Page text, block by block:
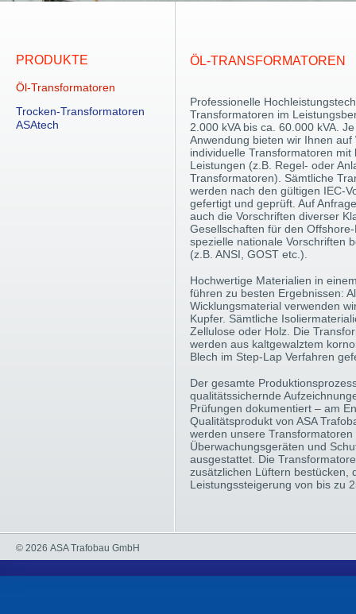
PRODUKTE
Öl-Transformatoren
Trocken-Transformatoren
ASAtech
ÖL-TRANSFORMATOREN
Professionelle
Transformatoren im
2.000 kVA bis ca. 60.000 kVA.
Anwendung bieten wir Ihnen auf
individuelle Transformatoren mit
Leistungen (z.B. Regel- oder
Transformatoren). Sämtliche
werden nach den gültigen IEC-
gefertigt und geprüft. Auf
auch die Vorschriften diverser
Gesellschaften für den
spezielle nationale Vorschriften
(z.B. ANSI, GOST etc.).
Hochwertige Materialien in
führen zu besten Ergebnissen:
Wicklungsmaterial verwenden
Kupfer. Sämtliche
Zellulose oder Holz. Die
werden aus kaltgewalztem
Blech im Step-Lap Verfahren
Der gesamte
qualitätssichernde
Prüfungen dokumentiert – am
Qualitätsprodukt von ASA
werden unsere Transformatoren
Überwachungsgeräten und
ausgestattet. Die
zusätzlichen Lüftern bestücken,
Leistungssteigerung von bis zu
© 2026 ASA Trafobau GmbH